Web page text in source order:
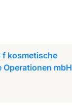
f kosmetische
mbH